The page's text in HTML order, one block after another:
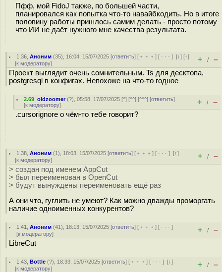
Пфф, мой FidoJ также, по большей части,
планировался как попытка что-то навайбкодить. Но в итоге
половину работы пришлось самим делать - просто потому
что ИИ не даёт нужного мне качества результата.
1.36 ,Аноним (35), 16:04, 15/07/2025 [ответить] [ ﹢﹢﹢] [ · · ·][↓] [↑]
[к модератору] + / –
Проект выглядит очень сомнительным. Ts для десктопа,
postgresql в конфигах. Непохоже на что-то годное
2.69 ,oldzoomer(?), 05:58, 17/07/2025 [^] [^^] [^^^] [ответить]
[к модератору] + / –
.cursorignore о чём-то тебе говорит?
1.38 ,Аноним (1), 18:03, 15/07/2025 [ответить] [ ﹢﹢﹢] [ · · ·][↑]
[к модератору] + / –
> создан под именем AppCut
> был переименован в OpenCut
> будут вынуждены переименовать ещё раз
А они что, гуглить не умеют? Как можно дважды проморгать
наличие одноименных конкурентов?
1.41 ,Аноним (41), 18:13, 15/07/2025 [ответить] [ ﹢﹢﹢] [ · · ·]
[к модератору] + / –
LibreCut
1.43 ,Bottle (?), 18:33, 15/07/2025 [ответить] [ ﹢﹢﹢] [ · · ·][↓]
[к модератору] + / –